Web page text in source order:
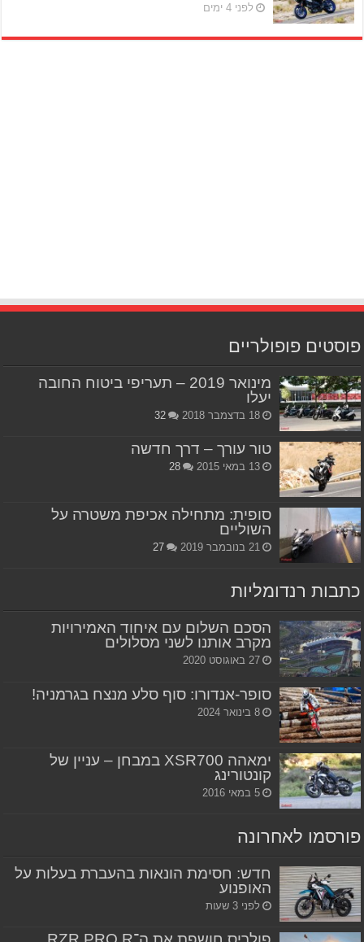
לפני 4 ימים
פוסטים פופולריים
מינואר 2019 – תעריפי ביטוח החובה
יעלו
18 בדצמבר 2018 32
טור עורך – דרך חדשה
13 במאי 2015 28
סופית: מתחילה אכיפת משטרה על
השוליים
21 בנובמבר 2019 27
כתבות רנדומליות
הסכם השלום עם איחוד האמירויות
מקרב אותנו לשני מסלולים
27 באוגוסט 2020
סופר-אנדורו: סוף סלע מנצח בגרמניה!
8 בינואר 2024
ימאהה XSR700 במבחן – עניין של
קונטורינג
5 במאי 2016
פורסמו לאחרונה
חדש: חסימת הונאות בהעברת בעלות על
האופנוע
לפני 3 שעות